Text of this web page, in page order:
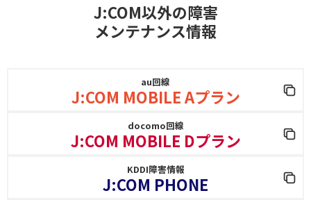
J:COM以外の障害
メンテナンス情報
au回線
J:COM MOBILE Aプラン
docomo回線
J:COM MOBILE Dプラン
KDDI障害情報
J:COM PHONE